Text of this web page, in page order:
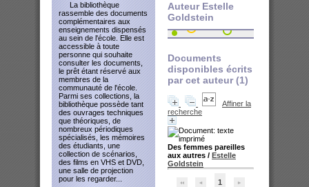
Auteur Estelle
Goldstein
Documents
disponibles écrits
par cet auteur (1)
Affiner la
recherche
Des femmes pareilles
aux autres / Estelle
Goldstein
1
La bibliothèque
rassemble des documents
complémentaires aux
enseignements dispensés
au sein de l'école. Elle est
accessible à toute
personne qui souhaite
consulter les documents,
le prêt étant réservé aux
membres de la
communauté de l'école.
Parmi ses collections, la
bibliothèque possède tant
des ouvrages techniques
que théoriques, de
nombreux périodiques
spécialisés, les mémoires
des étudiants, une
collection de scénarios,
des films en VHS et DVD,
une salle de projection
pour les regarder...